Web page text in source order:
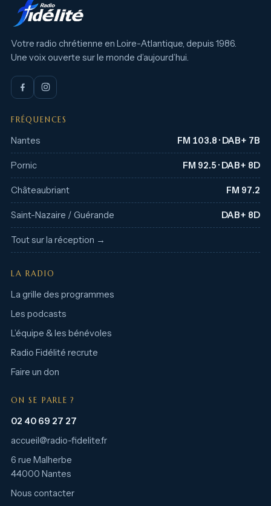
Votre radio chrétienne en Loire-Atlantique, depuis 1986.
Une voix ouverte sur le monde d’aujourd’hui.
FRÉQUENCES
Nantes FM 103.8 · DAB+ 7B
Pornic FM 92.5 · DAB+ 8D
Châteaubriant FM 97.2
Saint-Nazaire / Guérande DAB+ 8D
Tout sur la réception →
LA RADIO
La grille des programmes
Les podcasts
L’équipe & les bénévoles
Radio Fidélité recrute
Faire un don
ON SE PARLE ?
02 40 69 27 27
accueil@radio-fidelite.fr
6 rue Malherbe
44000 Nantes
Nous contacter